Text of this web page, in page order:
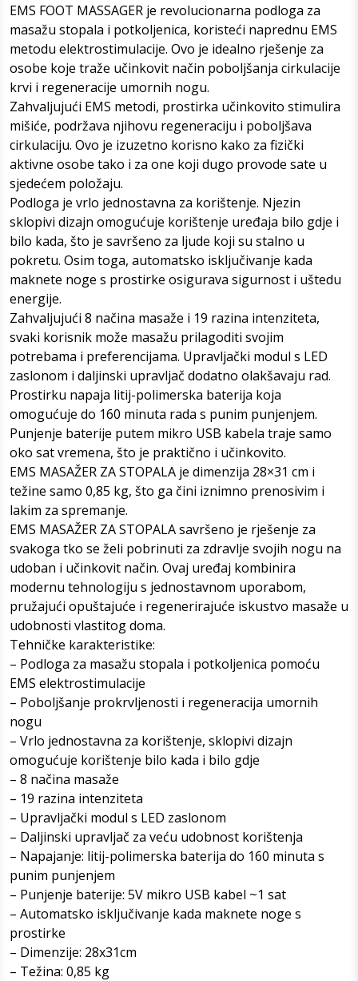
EMS FOOT MASSAGER je revolucionarna podloga za
masažu stopala i potkoljenica, koristeći naprednu EMS
metodu elektrostimulacije. Ovo je idealno rješenje za
osobe koje traže učinkovit način poboljšanja cirkulacije
krvi i regeneracije umornih nogu.
Zahvaljujući EMS metodi, prostirka učinkovito stimulira
mišiće, podržava njihovu regeneraciju i poboljšava
cirkulaciju. Ovo je izuzetno korisno kako za fizički
aktivne osobe tako i za one koji dugo provode sate u
sjedećem položaju.
Podloga je vrlo jednostavna za korištenje. Njezin
sklopivi dizajn omogućuje korištenje uređaja bilo gdje i
bilo kada, što je savršeno za ljude koji su stalno u
pokretu. Osim toga, automatsko isključivanje kada
maknete noge s prostirke osigurava sigurnost i uštedu
energije.
Zahvaljujući 8 načina masaže i 19 razina intenziteta,
svaki korisnik može masažu prilagoditi svojim
potrebama i preferencijama. Upravljački modul s LED
zaslonom i daljinski upravljač dodatno olakšavaju rad.
Prostirku napaja litij-polimerska baterija koja
omogućuje do 160 minuta rada s punim punjenjem.
Punjenje baterije putem mikro USB kabela traje samo
oko sat vremena, što je praktično i učinkovito.
EMS MASAŽER ZA STOPALA je dimenzija 28×31 cm i
težine samo 0,85 kg, što ga čini iznimno prenosivim i
lakim za spremanje.
EMS MASAŽER ZA STOPALA savršeno je rješenje za
svakoga tko se želi pobrinuti za zdravlje svojih nogu na
udoban i učinkovit način. Ovaj uređaj kombinira
modernu tehnologiju s jednostavnom uporabom,
pružajući opuštajuće i regenerirajuće iskustvo masaže u
udobnosti vlastitog doma.
Tehničke karakteristike:
– Podloga za masažu stopala i potkoljenica pomoću
EMS elektrostimulacije
– Poboljšanje prokrvljenosti i regeneracija umornih
nogu
– Vrlo jednostavna za korištenje, sklopivi dizajn
omogućuje korištenje bilo kada i bilo gdje
– 8 načina masaže
– 19 razina intenziteta
– Upravljački modul s LED zaslonom
– Daljinski upravljač za veću udobnost korištenja
– Napajanje: litij-polimerska baterija do 160 minuta s
punim punjenjem
– Punjenje baterije: 5V mikro USB kabel ~1 sat
– Automatsko isključivanje kada maknete noge s
prostirke
– Dimenzije: 28x31cm
– Težina: 0,85 kg